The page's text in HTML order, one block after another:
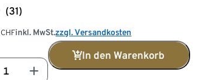
(31)
CHFinkl. MwSt.zzgl. Versandkosten
In den Warenkorb